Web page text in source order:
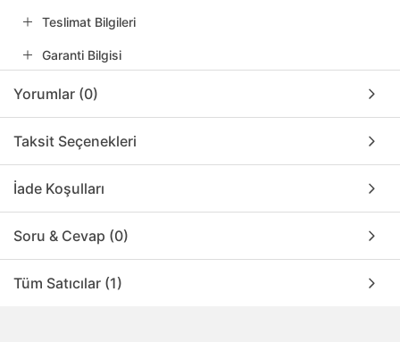
Teslimat Bilgileri
Garanti Bilgisi
Yorumlar (0)
Taksit Seçenekleri
İade Koşulları
Soru & Cevap (0)
Tüm Satıcılar (1)